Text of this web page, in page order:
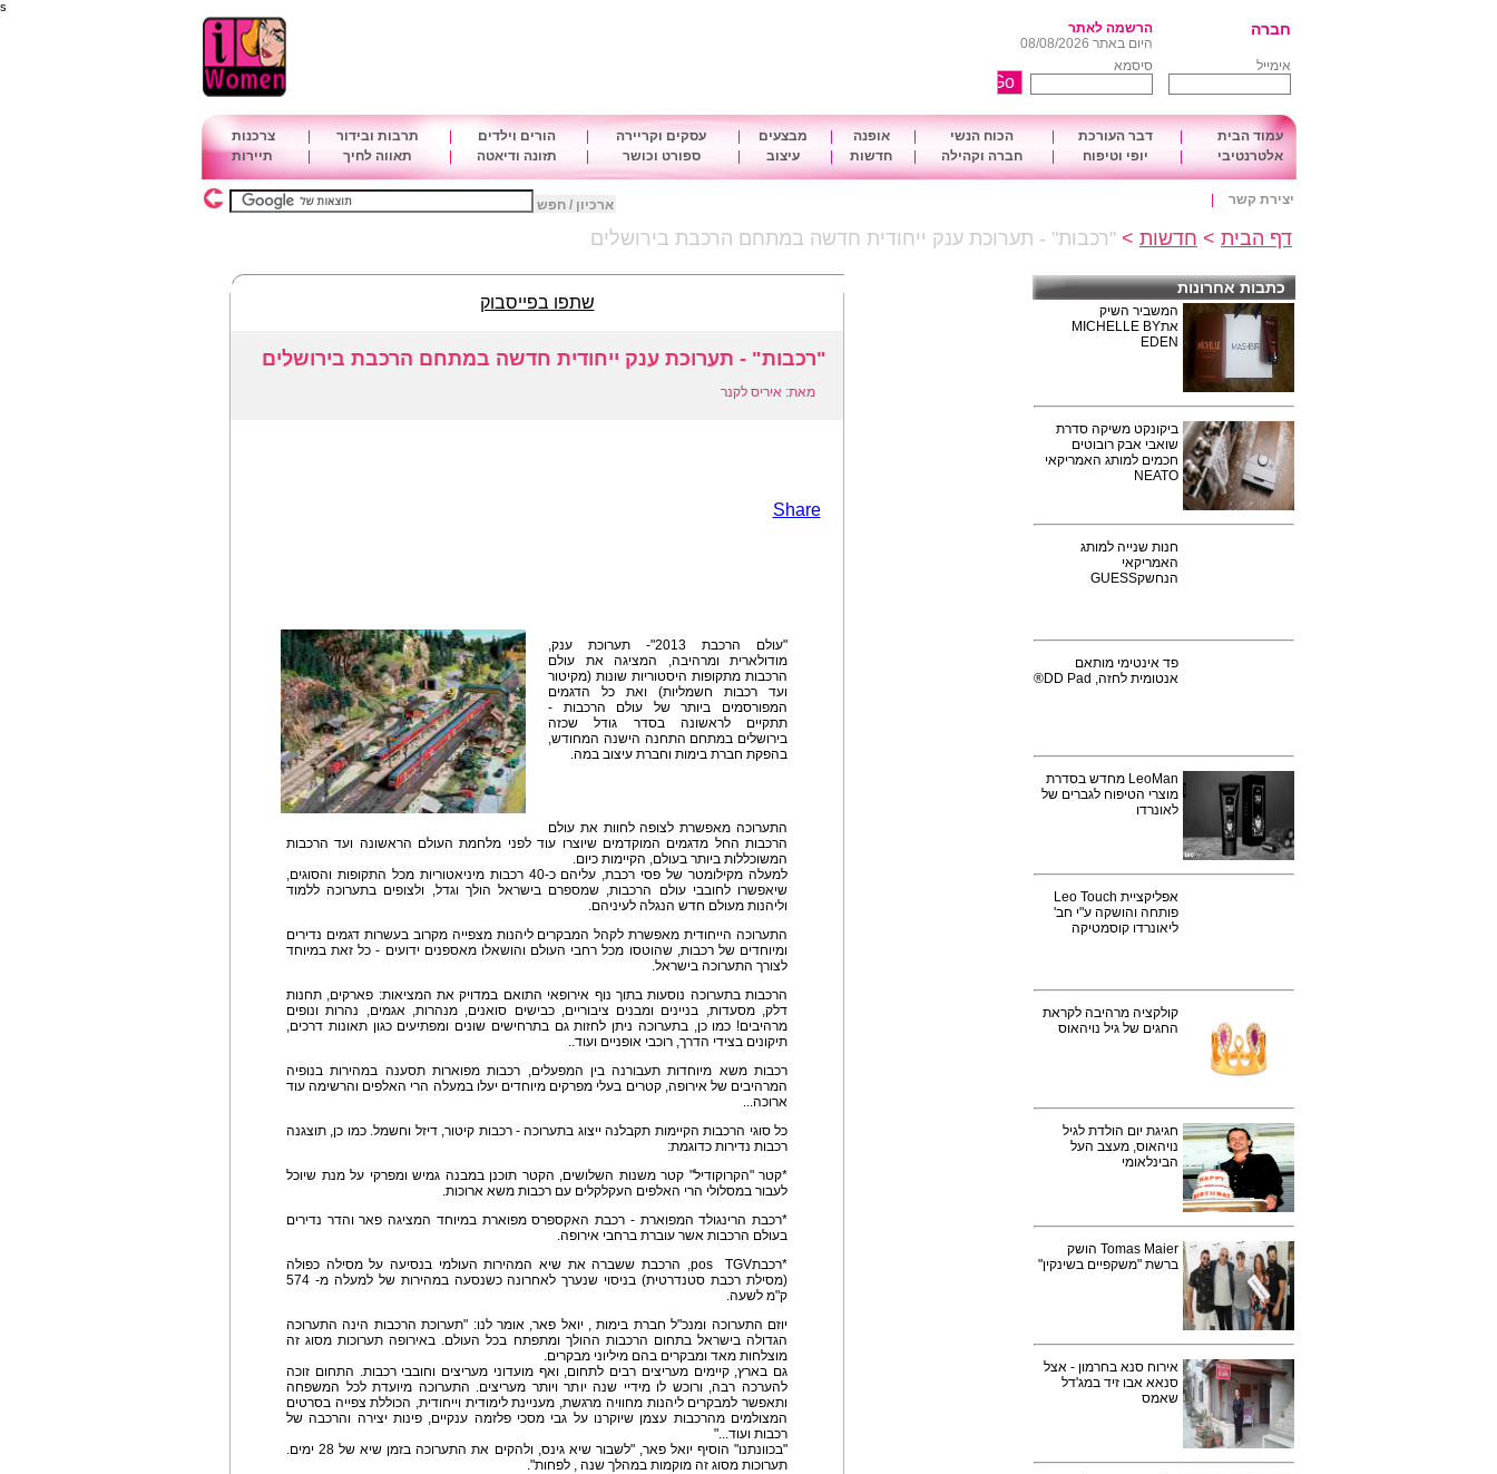
s
חברה
הרשמה לאתר
היום באתר 08/08/2026
אימייל
סיסמא
עמוד הבית דבר העורכת הכוח הנשי אופנה מבצעים עסקים וקריירה הורים וילדים תרבות ובידור
צרכנות
אלטרנטיבי
יופי וטיפוח חברה וקהילה חדשות עיצוב ספורט וכושר תזונה ודיאטה תאווה לחיך תיירות
יצירת קשר ארכיון / חפש
דף הבית > חדשות > "רכבות" - תערוכת ענק ייחודית חדשה במתחם הרכבת בירושלים
כתבות אחרונות
המשביר השיק
אתMICHELLE BY
EDEN
ביקונקט משיקה סדרת
שואבי אבק רובוטים
חכמים למותג האמריקאי
NEATO
חנות שנייה למותג
האמריקאי
הנחשקGUESS
פד אינטימי מותאם
אנטומית לחזה, DD Pad®
LeoMan מחדש בסדרת
מוצרי הטיפוח לגברים של
לאונרדו
אפליקציית Leo Touch
פותחה והושקה ע"י חב'
ליאונרדו קוסמטיקה
קולקציה מרהיבה לקראת
החגים של גיל נויהאוס
חגיגת יום הולדת לגיל
נויהאוס, מעצב העל
הבינלאומי
Tomas Maier הושק
ברשת "משקפיים בשינקין"
אירוח סנא בחרמון - אצל
סנאא אבו זיד במג'דל
שאמס
שתפו בפייסבוק
"רכבות" - תערוכת ענק ייחודית חדשה במתחם הרכבת בירושלים
מאת: איריס לקנר
Share
"עולם הרכבת 2013"- תערוכת ענק,
מודולארית ומרהיבה, המציגה את עולם
הרכבות מתקופות היסטוריות שונות (מקיטור
ועד רכבות חשמליות) ואת כל הדגמים
המפורסמים ביותר של עולם הרכבות -
תתקיים לראשונה בסדר גודל שכזה
בירושלים במתחם התחנה הישנה המחודש,
בהפקת חברת בימות וחברת עיצוב במה.
התערוכה מאפשרת לצופה לחוות את עולם
הרכבות החל מדגמים המוקדמים שיוצרו עוד לפני מלחמת העולם הראשונה ועד הרכבות
המשוכללות ביותר בעולם, הקיימות כיום.
למעלה מקילומטר של פסי רכבת, עליהם כ-40 רכבות מיניאטוריות מכל התקופות והסוגים,
שיאפשרו לחובבי עולם הרכבות, שמספרם בישראל הולך וגדל, ולצופים בתערוכה ללמוד
וליהנות מעולם חדש הנגלה לעיניהם.
התערוכה הייחודית מאפשרת לקהל המבקרים ליהנות מצפייה מקרוב בעשרות דגמים נדירים
ומיוחדים של רכבות, שהוטסו מכל רחבי העולם והושאלו מאספנים ידועים - כל זאת במיוחד
לצורך התערוכה בישראל.
הרכבות בתערוכה נוסעות בתוך נוף אירופאי התואם במדויק את המציאות: פארקים, תחנות
דלק, מסעדות, בניינים ומבנים ציבוריים, כבישים סואנים, מנהרות, אגמים, נהרות ונופים
מרהיבים! כמו כן, בתערוכה ניתן לחזות גם בתרחישים שונים ומפתיעים כגון תאונות דרכים,
תיקונים בצידי הדרך, רוכבי אופניים ועוד..
רכבות משא מיוחדות תעבורנה בין המפעלים, רכבות מפוארות תסענה במהירות בנופיה
המרהיבים של אירופה, קטרים בעלי מפרקים מיוחדים יעלו במעלה הרי האלפים והרשימה עוד
ארוכה...
כל סוגי הרכבות הקיימות תקבלנה ייצוג בתערוכה - רכבות קיטור, דיזל וחשמל. כמו כן, תוצגנה
רכבות נדירות כדוגמת:
*קטר "הקרוקודיל" קטר משנות השלושים, הקטר תוכנן במבנה גמיש ומפרקי על מנת שיוכל
לעבור במסלולי הרי האלפים העקלקלים עם רכבות משא ארוכות.
*רכבת הרינגולד המפוארת - רכבת האקספרס מפוארת במיוחד המציגה פאר והדר נדירים
בעולם הרכבות אשר עוברת ברחבי אירופה.
*רכבתpos TGV, הרכבת ששברה את שיא המהירות העולמי בנסיעה על מסילה כפולה
(מסילת רכבת סטנדרטית) בניסוי שנערך לאחרונה כשנסעה במהירות של למעלה מ- 574
ק"מ לשעה.
יוזם התערוכה ומנכ"ל חברת בימות , יואל פאר, אומר לנו: "תערוכת הרכבות הינה התערוכה
הגדולה בישראל בתחום הרכבות ההולך ומתפתח בכל העולם. באירופה תערוכות מסוג זה
מוצלחות מאד ומבקרים בהם מיליוני מבקרים.
גם בארץ, קיימים מעריצים רבים לתחום, ואף מועדוני מעריצים וחובבי רכבות. התחום זוכה
להערכה רבה, ורוכש לו מידיי שנה יותר ויותר מעריצים. התערוכה מיועדת לכל המשפחה
ותאפשר למבקרים ליהנות מחוויה מרגשת, מעניינת לימודית וייחודית, הכוללת צפייה בסרטים
המצולמים מהרכבות עצמן שיוקרנו על גבי מסכי פלזמה ענקיים, פינות יצירה והרכבה של
רכבות ועוד..."
"בכוונתנו" הוסיף יואל פאר, "לשבור שיא גינס, ולהקים את התערוכה בזמן שיא של 28 ימים.
תערוכות מסוג זה מוקמות במהלך שנה , לפחות".